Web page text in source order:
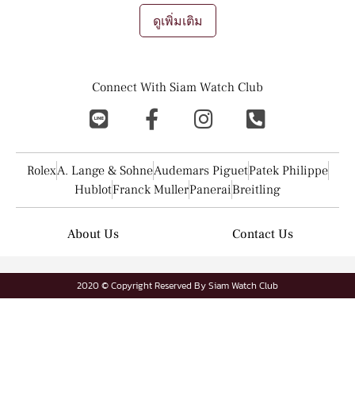
ดูเพิ่มเติม
Connect With Siam Watch Club
RolexA. Lange & SohneAudemars PiguetPatek Philippe
HublotFranck MullerPaneraiBreitling
About Us Contact Us
2020 © Copyright Reserved By Siam Watch Club